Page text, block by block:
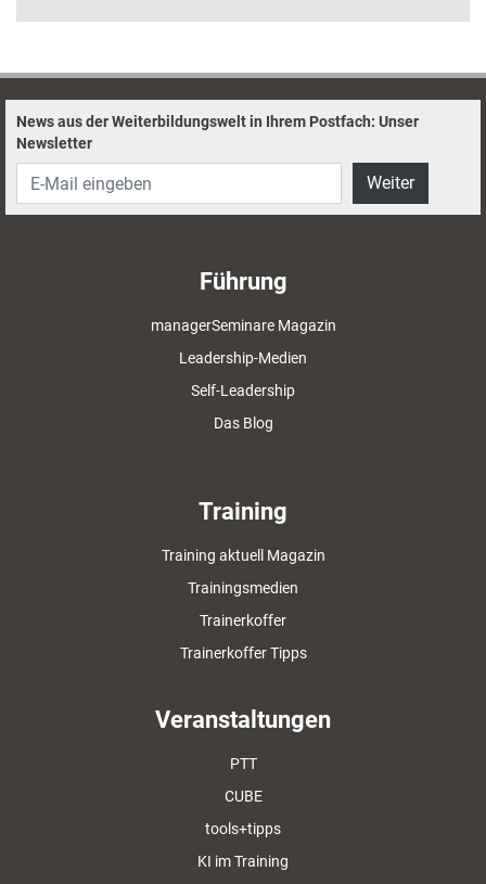
News aus der Weiterbildungswelt in Ihrem Postfach: Unser
Newsletter
Weiter
Führung
managerSeminare Magazin
Leadership-Medien
Self-Leadership
Das Blog
Training
Training aktuell Magazin
Trainingsmedien
Trainerkoffer
Trainerkoffer Tipps
Veranstaltungen
PTT
CUBE
tools+tipps
KI im Training